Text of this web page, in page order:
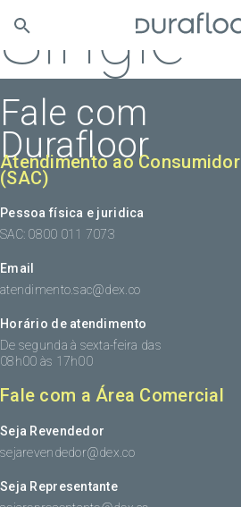
Single
Fale com
Durafloor
Atendimento ao Consumidor
(SAC)
Pessoa física e juridica
SAC: 0800 011 7073
Email
atendimento.sac@dex.co
Horário de atendimento
De segunda à sexta-feira das
08h00 às 17h00
Fale com a Área Comercial
Seja Revendedor
sejarevendedor@dex.co
Seja Representante